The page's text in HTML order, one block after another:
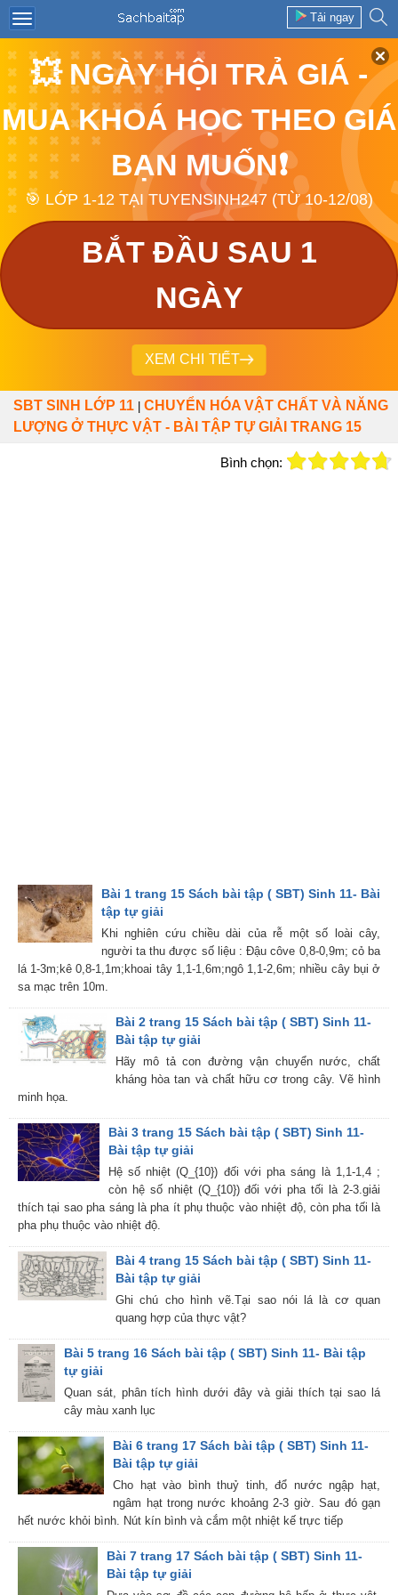
Tải ngay
💥 NGÀY HỘI TRẢ GIÁ -
MUA KHOÁ HỌC THEO GIÁ
BẠN MUỐN❗
🎯 LỚP 1-12 TẠI TUYENSINH247 (TỪ 10-12/08)
BẮT ĐẦU SAU 1
NGÀY
XEM CHI TIẾT
SBT SINH LỚP 11
CHUYỂN HÓA VẬT CHẤT VÀ NĂNG
LƯỢNG Ở THỰC VẬT - BÀI TẬP TỰ GIẢI TRANG 15
Bình chọn:
Bài 1 trang 15 Sách bài tập ( SBT) Sinh 11- Bài
tập tự giải
Khi nghiên cứu chiều dài của rễ một số loài cây,
người ta thu được số liệu : Đậu côve 0,8-0,9m; cỏ ba
lá 1-3m;kê 0,8-1,1m;khoai tây 1,1-1,6m;ngô 1,1-2,6m; nhiều cây bụi ở
sa mạc trên 10m.
Bài 2 trang 15 Sách bài tập ( SBT) Sinh 11-
Bài tập tự giải
Hãy mô tả con đường vận chuyển nước, chất
kháng hòa tan và chất hữu cơ trong cây. Vẽ hình
minh họa.
Bài 3 trang 15 Sách bài tập ( SBT) Sinh 11-
Bài tập tự giải
Hệ số nhiệt (Q_{10}) đối với pha sáng là 1,1-1,4 ;
còn hệ số nhiệt (Q_{10}) đối với pha tối là 2-3.giải
thích tại sao pha sáng là pha ít phụ thuộc vào nhiệt độ, còn pha tối là
pha phụ thuộc vào nhiệt độ.
Bài 4 trang 15 Sách bài tập ( SBT) Sinh 11-
Bài tập tự giải
Ghi chú cho hình vẽ.Tại sao nói lá là cơ quan
quang hợp của thực vật?
Bài 5 trang 16 Sách bài tập ( SBT) Sinh 11- Bài tập
tự giải
Quan sát, phân tích hình dưới đây và giải thích tại sao lá
cây màu xanh lục
Bài 6 trang 17 Sách bài tập ( SBT) Sinh 11-
Bài tập tự giải
Cho hạt vào bình thuỷ tinh, đổ nước ngập hạt,
ngâm hạt trong nước khoảng 2-3 giờ. Sau đó gạn
hết nước khỏi bình. Nút kín bình và cắm một nhiệt kế trực tiếp
Bài 7 trang 17 Sách bài tập ( SBT) Sinh 11-
Bài tập tự giải